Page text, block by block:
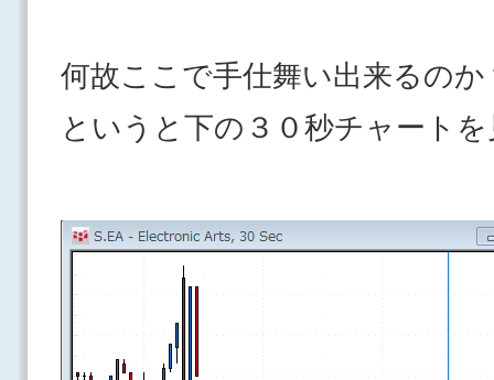
何故ここで手仕舞い出来るのか
というと下の３０秒チャート